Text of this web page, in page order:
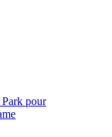
pour